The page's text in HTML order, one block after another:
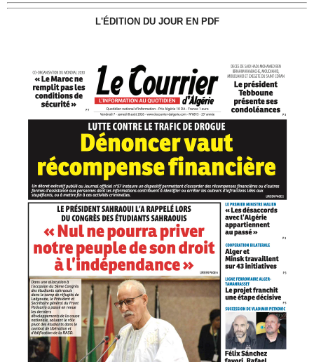
L'ÉDITION DU JOUR EN PDF